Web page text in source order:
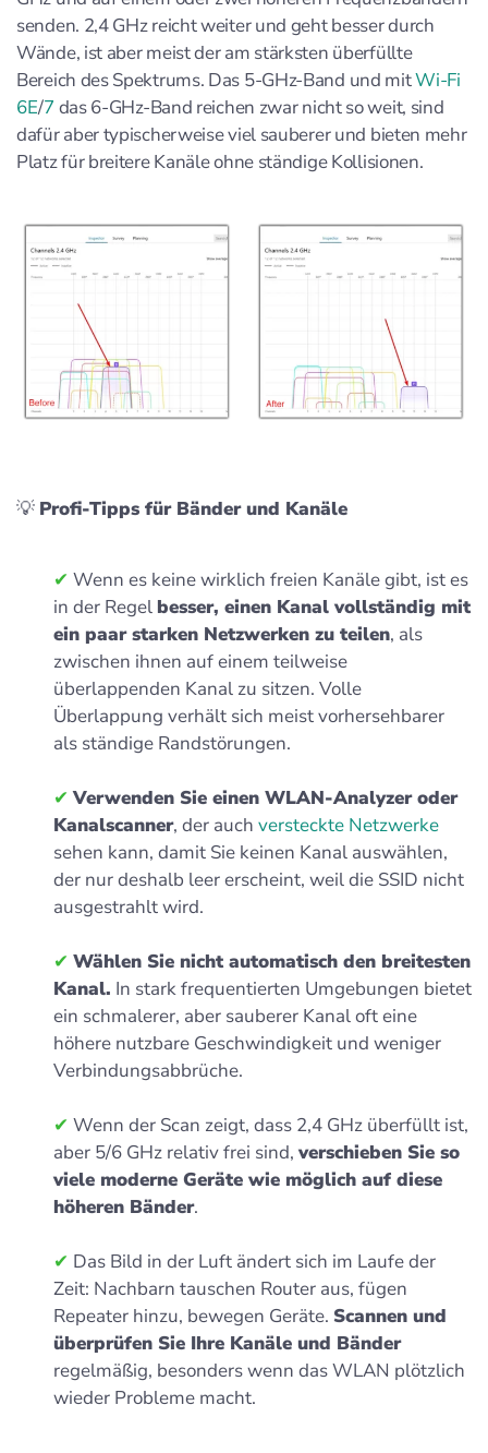
senden. 2,4 GHz reicht weiter und geht besser durch
Wände, ist aber meist der am stärksten überfüllte
Bereich des Spektrums. Das 5-GHz-Band und mitWi-Fi
6E/7 das 6-GHz-Band reichen zwar nicht so weit, sind
dafür aber typischerweise viel sauberer und bieten mehr
Platz für breitere Kanäle ohne ständige Kollisionen.
💡 Profi-Tipps für Bänder und Kanäle
✔ Wenn es keine wirklich freien Kanäle gibt, ist es
in der Regel besser, einen Kanal vollständig mit
ein paar starken Netzwerken zu teilen, als
zwischen ihnen auf einem teilweise
überlappenden Kanal zu sitzen. Volle
Überlappung verhält sich meist vorhersehbarer
als ständige Randstörungen.
✔ Verwenden Sie einen WLAN-Analyzer oder
Kanalscanner, der auch versteckte Netzwerke
sehen kann, damit Sie keinen Kanal auswählen,
der nur deshalb leer erscheint, weil die SSID nicht
ausgestrahlt wird.
✔ Wählen Sie nicht automatisch den breitesten
Kanal. In stark frequentierten Umgebungen bietet
ein schmalerer, aber sauberer Kanal oft eine
höhere nutzbare Geschwindigkeit und weniger
Verbindungsabbrüche.
✔ Wenn der Scan zeigt, dass 2,4 GHz überfüllt ist,
aber 5/6 GHz relativ frei sind, verschieben Sie so
viele moderne Geräte wie möglich auf diese
höheren Bänder.
✔ Das Bild in der Luft ändert sich im Laufe der
Zeit: Nachbarn tauschen Router aus, fügen
Repeater hinzu, bewegen Geräte. Scannen und
überprüfen Sie Ihre Kanäle und Bänder
regelmäßig, besonders wenn das WLAN plötzlich
wieder Probleme macht.